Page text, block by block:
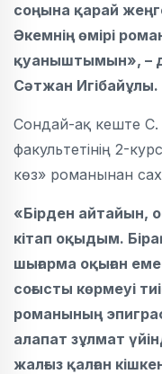
соңына қарай
Әкемнің өмірі
қуаныштымын», –
Сәтжан Игібайұлы.
Сондай-ақ кеште С.
факультетінің 2-
көз» романынан
«Бірден айтайын,
кітап оқыдым.
шығарма оқыған
соғысты көрмеуі
романының
алапат зұлмат
жалғыз қалған